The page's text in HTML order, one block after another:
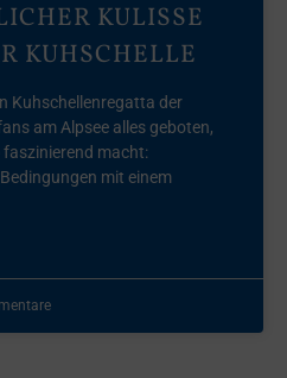
KULISSE
KUHSCHELLE
Kuhschellenregatta der
am Alpsee alles geboten,
macht:
mit einem